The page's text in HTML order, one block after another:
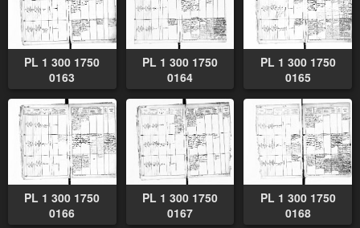
PL 1 300 1750
0163
PL 1 300 1750
0164
PL 1 300 1750
0165
PL 1 300 1750
0166
PL 1 300 1750
0167
PL 1 300 1750
0168